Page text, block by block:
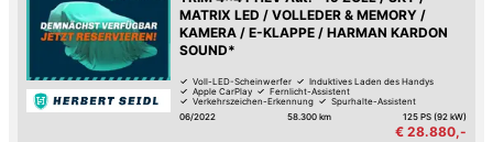
MATRIX LED / VOLLEDER & MEMORY /
KAMERA / E-KLAPPE / HARMAN KARDON
SOUND*
Voll-LED-Scheinwerfer
Induktives Laden des Handys
Apple CarPlay
Fernlicht-Assistent
Verkehrszeichen-Erkennung
Spurhalte-Assistent
Hochwertiges Sound-System
06/2022 58.300 km 125 PS (92 kW)
€ 28.880,-